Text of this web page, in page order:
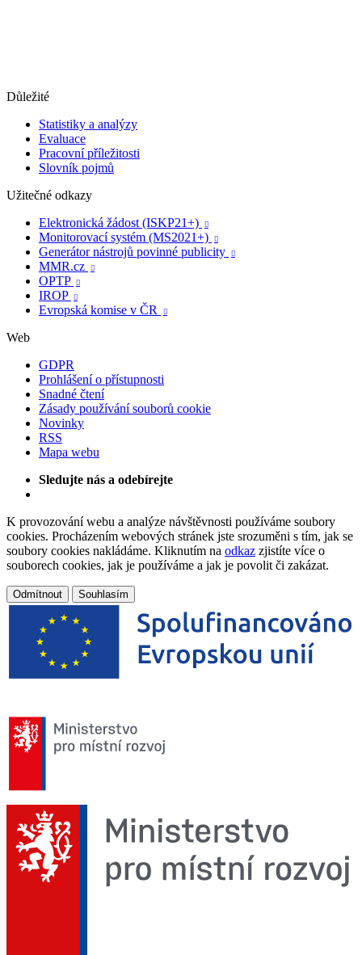
Důležité
Statistiky a analýzy
Evaluace
Pracovní příležitosti
Slovník pojmů
Užitečné odkazy
Elektronická žádost (ISKP21+)

Monitorovací systém (MS2021+) 
Generátor nástrojů povinné publicity 
MMR.cz 
OPTP 
IROP 
Evropská komise v ČR 
Web
GDPR
Prohlášení o přístupnosti
Snadné čtení
Zásady používání souborů cookie
Novinky
RSS
Mapa webu
Sledujte nás a odebírejte
K provozování webu a analýze návštěvnosti používáme soubory
cookies. Procházením webových stránek jste srozuměni s tím, jak se
soubory cookies nakládáme. Kliknutím na odkaz zjistíte více o
souborech cookies, jak je používáme a jak je povolit či zakázat.
Odmítnout Souhlasím